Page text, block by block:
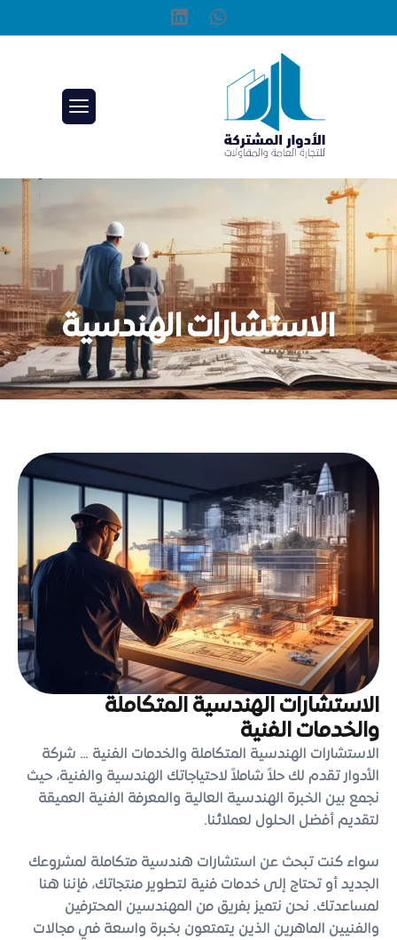
الاستشارات الهندسية
الاستشارات الهندسية المتكاملة
والخدمات الفنية
الاستشارات الهندسية المتكاملة والخدمات الفنية … شركة
الأدوار تقدم لك حلاً شاملاً لاحتياجاتك الهندسية والفنية، حيث
نجمع بين الخبرة الهندسية العالية والمعرفة الفنية العميقة
لتقديم أفضل الحلول لعملائنا.
سواء كنت تبحث عن استشارات هندسية متكاملة لمشروعك
الجديد أو تحتاج إلى خدمات فنية لتطوير منتجاتك، فإننا هنا
لمساعدتك. نحن نتميز بفريق من المهندسين المحترفين
والفنيين الماهرين الذين يتمتعون بخبرة واسعة في مجالات